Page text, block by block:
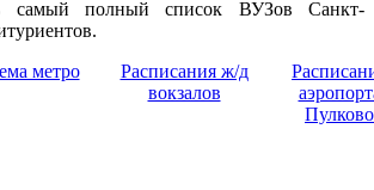
самый полный список ВУЗов Санкт-
метро
Расписания ж/д
вокзалов
Пулково